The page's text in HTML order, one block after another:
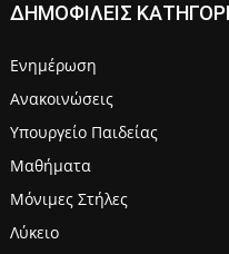
ΔΗΜΟΦΙΛΕΙΣ
Ενημέρωση
Ανακοινώσεις
Υπουργείο Παιδείας
Μαθήματα
Μόνιμες Στήλες
Λύκειο